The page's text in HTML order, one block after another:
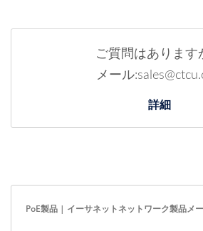
ご質問はあります
メール
詳細
PoE製品 | イーサネットネットワーク製品メ